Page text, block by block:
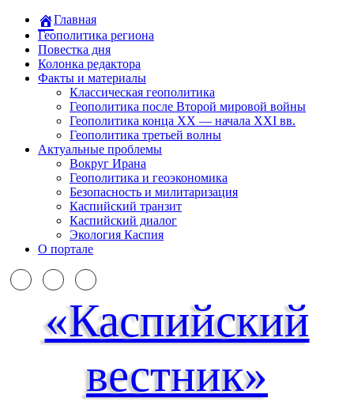
Главная
Геополитика региона
Повестка дня
Колонка редактора
Факты и материалы
Классическая геополитика
Геополитика после Второй мировой войны
Геополитика конца XX — начала XXI вв.
Геополитика третьей волны
Актуальные проблемы
Вокруг Ирана
Геополитика и геоэкономика
Безопасность и милитаризация
Каспийский транзит
Каспийский диалог
Экология Каспия
О портале
«Каспийский
вестник»